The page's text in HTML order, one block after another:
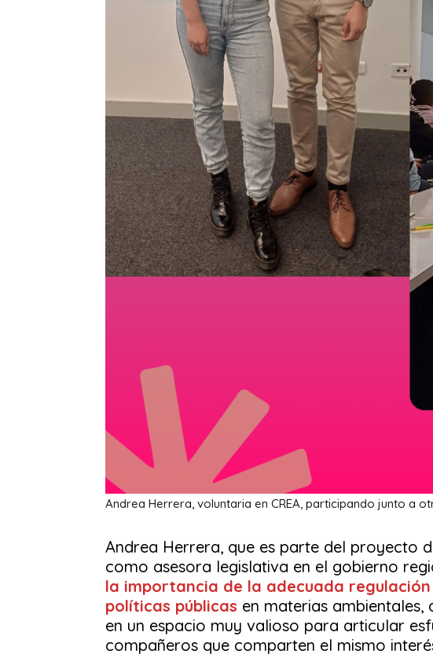
Andrea Herrera, voluntaria en CREA, participando junto a
Andrea Herrera, que es parte del proyecto
como asesora legislativa en el gobierno
la importancia de la adecuada
políticas públicas en materias ambientales,
en un espacio muy valioso para articular
compañeros que comparten el mismo